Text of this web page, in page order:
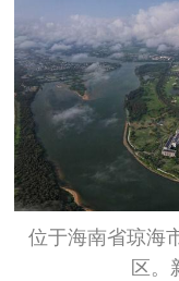
位于海南省琼海
区。